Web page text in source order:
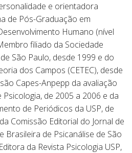
e orientadora
de Pós-Graduação em
Humano (nível
filiado da Sociedade
São Paulo, desde 1999 e do
dos Campos (CETEC), desde
Capes-Anpepp da avaliação
de 2005 a 2006 e da
de Periódicos da USP, de
Comissão Editorial do Jornal de
Brasileira de Psicanálise de São
da Revista Psicologia USP,